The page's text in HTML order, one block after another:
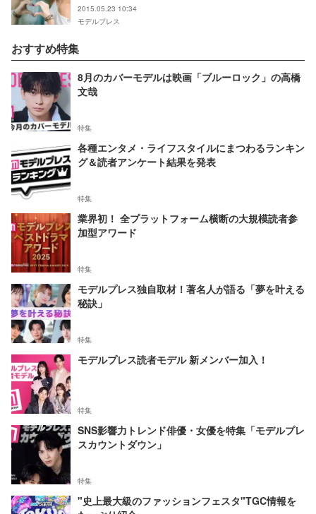
2015.05.23 10:34
モデルプレス
おすすめ特集
8月のカバーモデルは映画「ブルーロック」の高橋
文哉
特集
各種エンタメ・ライフスタイルにまつわるランキン
グ＆読者アンケート結果を発表
特集
業界初！ 全プラットフォーム横断の大規模読者参
加型アワード
特集
モデルプレス独自取材！著名人が語る「夢を叶える
秘訣」
特集
モデルプレス読者モデル 新メンバー加入！
特集
SNS影響力トレンド俳優・女優を特集「モデルプレ
スカウントダウン」
特集
"史上最大級のファッションフェスタ"TGC情報を